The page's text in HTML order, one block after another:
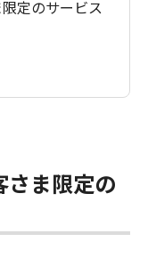
定のサービス
ま限定の